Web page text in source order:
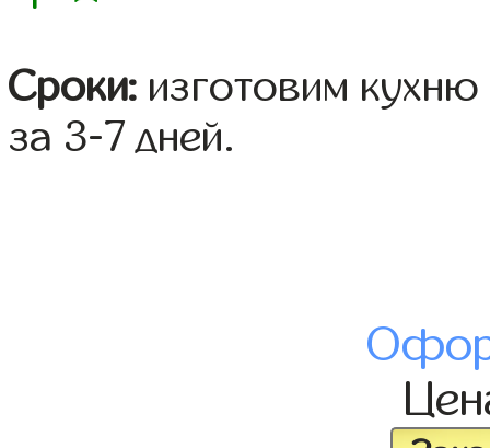
Сроки: изготовим
за 3-7 дней.